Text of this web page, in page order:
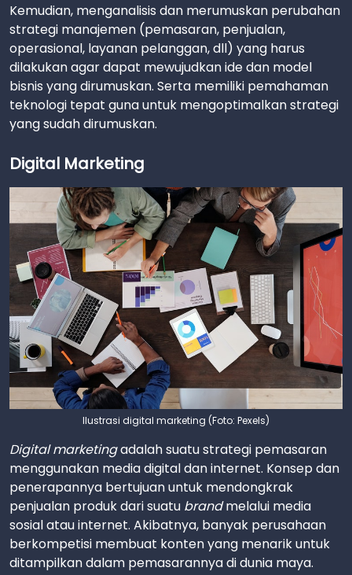
Kemudian, menganalisis dan merumuskan perubahan
strategi manajemen (pemasaran, penjualan,
operasional, layanan pelanggan, dll) yang harus
dilakukan agar dapat mewujudkan ide dan model
bisnis yang dirumuskan. Serta memiliki pemahaman
teknologi tepat guna untuk mengoptimalkan strategi
yang sudah dirumuskan.
Digital Marketing
Ilustrasi digital marketing (Foto: Pexels)
Digital marketingadalah suatu strategi pemasaran
menggunakan media digital dan internet. Konsep dan
penerapannya bertujuan untuk mendongkrak
penjualan produk dari suatu brandmelalui media
sosial atau internet. Akibatnya, banyak perusahaan
berkompetisi membuat konten yang menarik untuk
ditampilkan dalam pemasarannya di dunia maya.